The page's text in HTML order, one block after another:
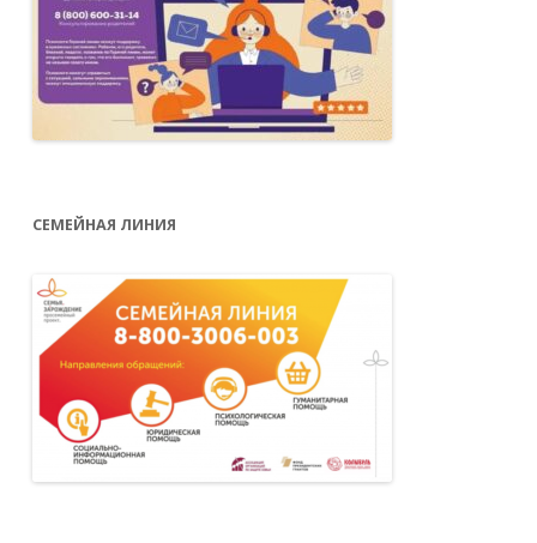
СЕМЕЙНАЯ ЛИНИЯ